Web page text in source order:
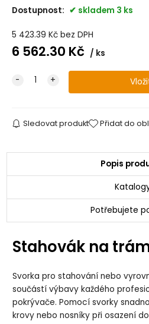
Dostupnost: skladem 3 ks
5 423.39 Kč bez DPH
6 562.30 Kč ks
Sledovat produkt Přidat do
Popis
Potřebujete
Stahovák na
Svorka pro stahování nebo
součástí výbavy každého
pokrývače. Pomocí svorky
krovy nebo nosníky při osazení